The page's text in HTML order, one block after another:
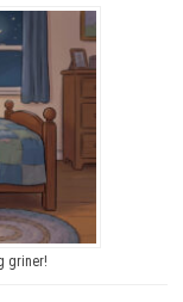
griner!